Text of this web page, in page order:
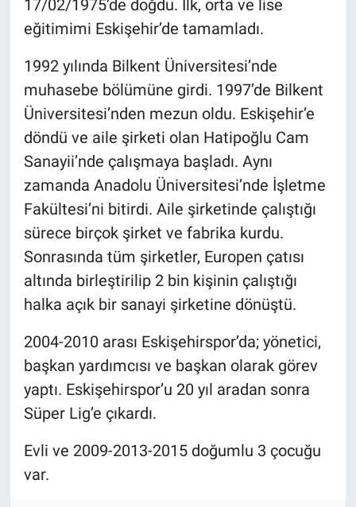
17/02/1975’de doğdu. İlk, orta ve lise
eğitimimi Eskişehir’de tamamladı.
1992 yılında Bilkent Üniversitesi’nde
muhasebe bölümüne girdi. 1997’de Bilkent
Üniversitesi’nden mezun oldu. Eskişehir’e
döndü ve aile şirketi olan Hatipoğlu Cam
Sanayii’nde çalışmaya başladı. Aynı
zamanda Anadolu Üniversitesi’nde İşletme
Fakültesi’ni bitirdi. Aile şirketinde çalıştığı
sürece birçok şirket ve fabrika kurdu.
Sonrasında tüm şirketler, Europen çatısı
altında birleştirilip 2 bin kişinin çalıştığı
halka açık bir sanayi şirketine dönüştü.
2004-2010 arası Eskişehirspor’da; yönetici,
başkan yardımcısı ve başkan olarak görev
yaptı. Eskişehirspor’u 20 yıl aradan sonra
Süper Lig’e çıkardı.
Evli ve 2009-2013-2015 doğumlu 3 çocuğu
var.
Politika
Bilecik
Kütahya
Genel
Çevre
Yerel
Magazin
Bilim ve Teknoloji